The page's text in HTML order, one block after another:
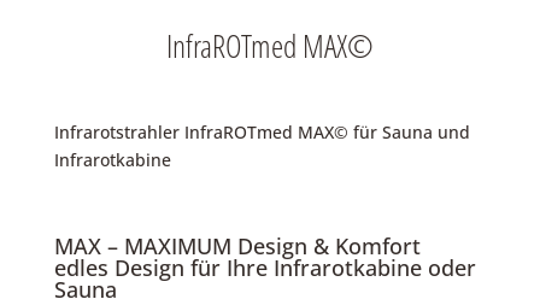
InfraROTmed MAX©
Infrarotstrahler InfraROTmed MAX© für Sauna und
Infrarotkabine
MAX – MAXIMUM Design & Komfort
edles Design für Ihre Infrarotkabine oder
Sauna